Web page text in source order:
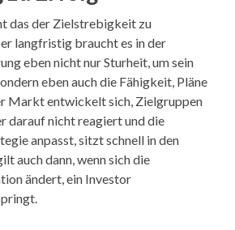
das der Zielstrebigkeit zu
langfristig braucht es in der
eben nicht nur Sturheit, um sein
eben auch die Fähigkeit, Pläne
Markt entwickelt sich, Zielgruppen
darauf nicht reagiert und die
anpasst, sitzt schnell in den
auch dann, wenn sich die
ändert, ein Investor